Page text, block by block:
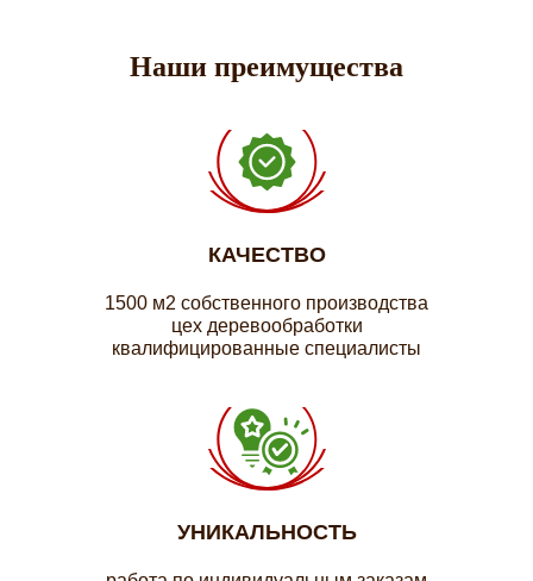
Наши преимущества
КАЧЕСТВО
1500 м2 собственного производства
цех деревообработки
квалифицированные специалисты
УНИКАЛЬНОСТЬ